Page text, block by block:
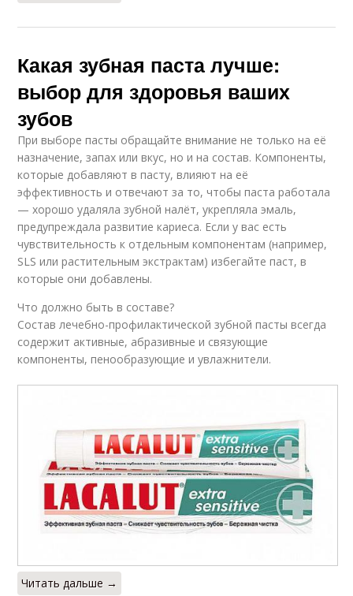
Какая зубная паста лучше:
выбор для здоровья ваших
зубов
При выборе пасты обращайте внимание не только на её
назначение, запах или вкус, но и на состав. Компоненты,
которые добавляют в пасту, влияют на её
эффективность и отвечают за то, чтобы паста работала
— хорошо удаляла зубной налёт, укрепляла эмаль,
предупреждала развитие кариеса. Если у вас есть
чувствительность к отдельным компонентам (например,
SLS или растительным экстрактам) избегайте паст, в
которые они добавлены.
Что должно быть в составе?
Состав лечебно-профилактической зубной пасты всегда
содержит активные, абразивные и связующие
компоненты, пенообразующие и увлажнители.
Читать дальше →